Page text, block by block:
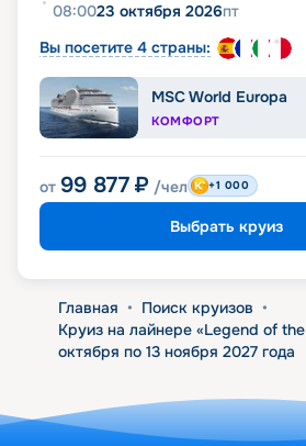
08:0023 октября 2026пт
Вы посетите 4 страны:
MSC World Europa
КОМФОРТ
от 99 877 ₽ /чел +1 000
Выбрать круиз
Главная • Поиск круизов •
Круиз на лайнере «Legend of the
октября по 13 ноября 2027 года